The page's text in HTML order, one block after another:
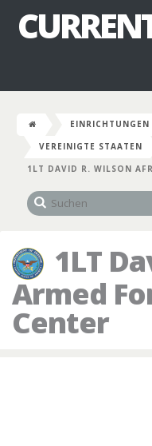
EINRICHTUNGEN
VEREINIGTE STAATEN
1LT DAVID R. WILSON
1LT
Armed
Center